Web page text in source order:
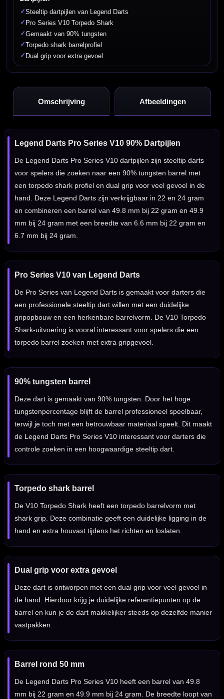
✓Steeltip dartpijlen van Legend Darts
✓ Pro Series V10 Torpedo Shark
✓Gemaakt van 90% tungsten
✓ Torpedo shark barrelprofiel
✓ Dual grip voor extra gevoel
Omschrijving Afbeeldingen
Legend Darts Pro Series V10 90% Dartpijlen
De Legend Darts Pro Series V10 dartpijlen zijn steeltip darts
voor spelers die zoeken naar een 90% tungsten barrel met
een torpedo shark profiel en dual grip voor veel gevoel in de
hand. Deze Legend Darts zijn verkrijgbaar in 22 en 24 gram
en combineren een barrel van 49.8 mm bij 22 gram en 49.9
mm bij 24 gram met een breedte van 6.6 mm bij 22 gram en
6.7 mm bij 24 gram.
Pro Series V10 van Legend Darts
De Pro Series van Legend Darts is gemaakt voor darters die
een professionele steeltip dart willen met een duidelijke
gripopbouw en een herkenbare barrelvorm. De V10 Torpedo
Shark-uitvoering is vooral interessant voor spelers die een
torpedo barrel zoeken met extra gripgevoel.
90% tungsten barrel
Deze dart is gemaakt van 90% tungsten. Door het hoge
tungstenpercentage blijft de barrel professioneel speelbaar,
terwijl je toch met een betrouwbaar materiaal speelt. Dit maakt
de Legend Darts Pro Series V10 interessant voor darters die
controle zoeken in een hoogwaardige steeltip dart.
Torpedo shark barrel
De V10 Torpedo Shark heeft een torpedo barrelvorm met
shark grip. Deze combinatie geeft een duidelijke ligging in de
hand en extra houvast tijdens het richten en loslaten.
Dual grip voor extra gevoel
Deze dart is ontworpen met een dual grip voor veel gevoel in
de hand. Hierdoor krijg je duidelijke referentiepunten op de
barrel en kun je de dart makkelijker steeds op dezelfde manier
vastpakken.
Barrel rond 50 mm
De Legend Darts Pro Series V10 heeft een barrel van 49.8
mm bij 22 gram en 49.9 mm bij 24 gram. De breedte loopt van